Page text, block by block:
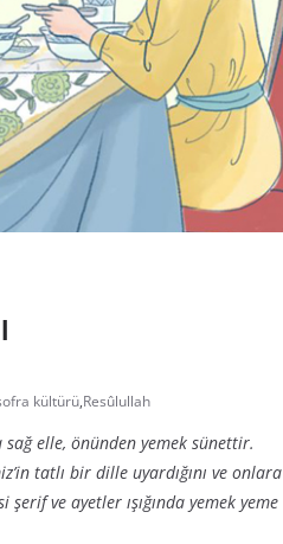
kültürü,Resûlullah
sağ elle, önünden yemek sünettir.
tatlı bir dille uyardığını ve onlara
ve ayetler ışığında yemek yeme